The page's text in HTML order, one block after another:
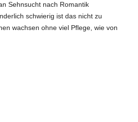
Sehnsucht nach Romantik
schwierig ist das nicht zu
wachsen ohne viel Pflege, wie von